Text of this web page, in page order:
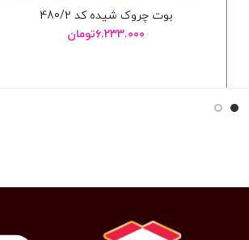
بوت چروک شیده کد 480/2
۶.۲۳۳.۰۰۰تومان